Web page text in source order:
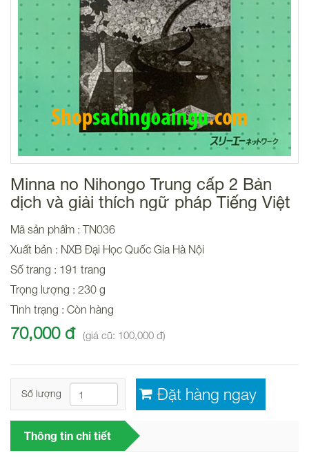
Minna no Nihongo Trung cấp 2 Bản
dịch và giải thích ngữ pháp Tiếng Việt
Mã sản phẩm : TN036
Xuất bản : NXB Đại Học Quốc Gia Hà Nội
Số trang : 191 trang
Trọng lượng : 230 g
Tình trạng : Còn hàng
70,000 đ (giá cũ: 100,000 đ)
Số lượng
Thông tin chi tiết